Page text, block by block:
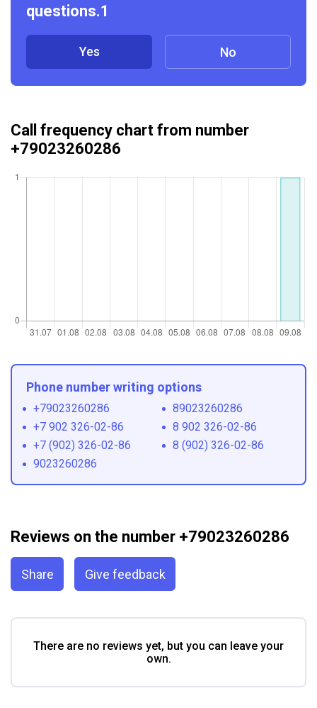
questions.1
Yes No
Call frequency chart from number
+79023260286
Phone number writing options
+79023260286
89023260286
+7 902 326-02-86
8 902 326-02-86
+7 (902) 326-02-86
8 (902) 326-02-86
9023260286
Reviews on the number +79023260286
Share Give feedback
There are no reviews yet, but you can leave your
own.